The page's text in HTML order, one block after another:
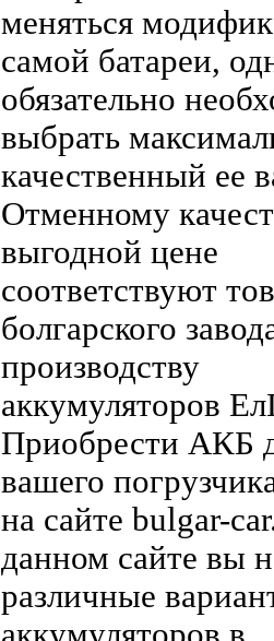
меняться
самой батареи,
обязательно
выбрать
качественный ее
Отменному
выгодной цене
соответствуют
болгарского
производству
аккумуляторов
Приобрести АКБ
вашего
на сайте bulgar-
данном сайте вы
различные